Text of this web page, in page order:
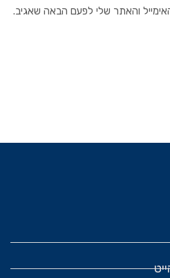
והאתר שלי לפעם הבאה שאגיב.